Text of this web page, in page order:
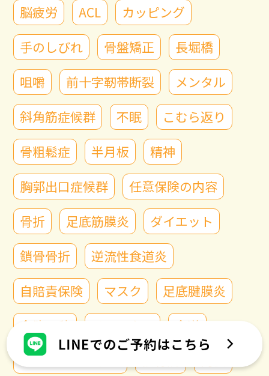
脳疲労
ACL
カッピング
手のしびれ
骨盤矯正
長堀橋
咀嚼
前十字靭帯断裂
メンタル
斜角筋症候群
不眠
こむら返り
骨粗鬆症
半月板
精神
胸郭出口症候群
任意保険の内容
骨折
足底筋膜炎
ダイエット
鎖骨骨折
逆流性食道炎
自賠責保険
マスク
足底腱膜炎
食欲の秋
リラックス
食道
ストレートネック